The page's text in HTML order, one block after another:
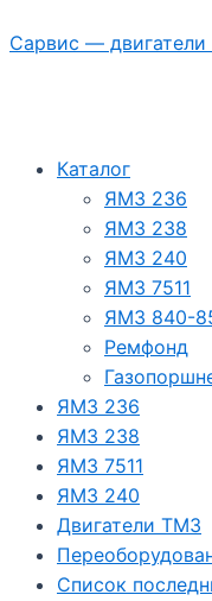
к
Сарвис —
Каталог
ЯМЗ 236
ЯМЗ 238
ЯМЗ 240
ЯМЗ 7511
ЯМЗ 840-
Ремфонд
ЯМЗ 236
ЯМЗ 238
ЯМЗ 7511
ЯМЗ 240
Двигатели ТМЗ
Список